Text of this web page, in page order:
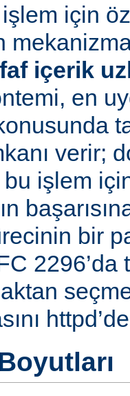
için
içerik
en
verir;
bu işlem
bir
seçme